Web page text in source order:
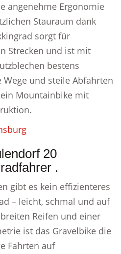
angenehme Ergonomie
Stauraum dank
sorgt für
Strecken und ist mit
bestens
Wege und steile Abfahrten
Mountainbike mit
20
.
gibt es kein effizienteres
– leicht, schmal und auf
Reifen und einer
ist das Gravelbike die
Fahrten auf